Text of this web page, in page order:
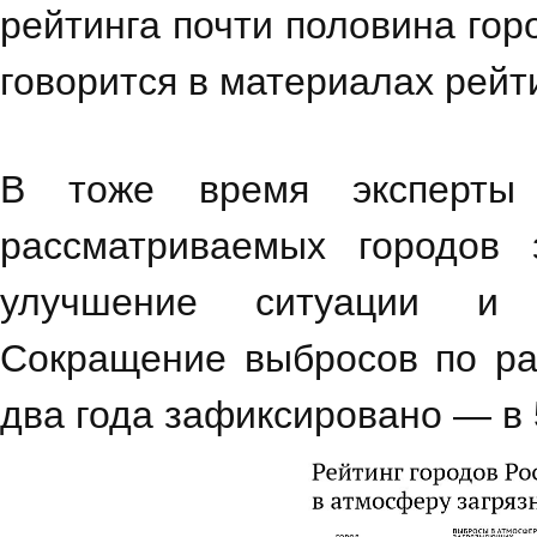
рейтинга почти половина
говорится в материалах
В тоже время эксперты
рассматриваемых
улучшение ситуации и
Сокращение выбросов по
два года зафиксировано — в